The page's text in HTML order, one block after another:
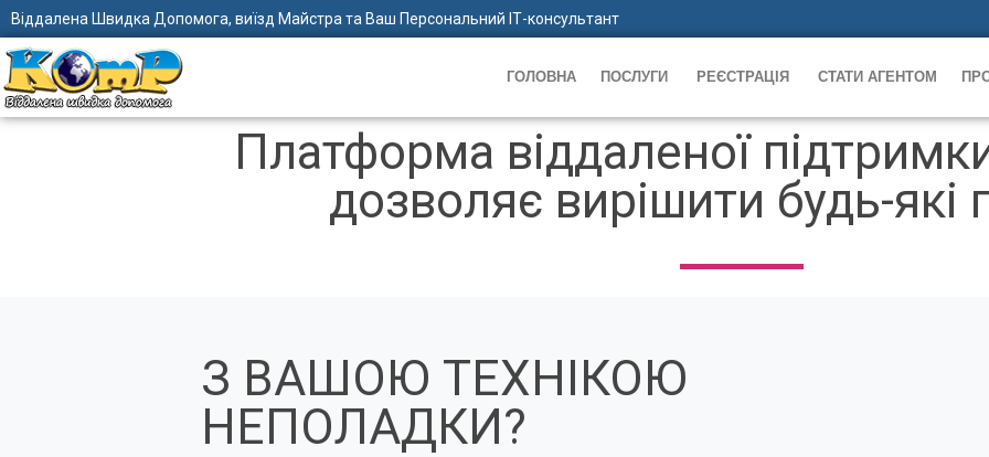
Віддалена Швидка Допомога, виїзд Майстра та Ваш Персональний ІТ-консультант
ГОЛОВНА ПОСЛУГИ РЕЄСТРАЦІЯ СТАТИ АГЕНТОМ
Платформа віддаленої
дозволяє вирішити будь-які
З ВАШОЮ ТЕХНІКОЮ
НЕПОЛАДКИ?